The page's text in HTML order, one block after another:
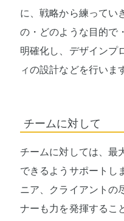
に、戦略から練ってい
の・どのような目的で
明確化し、デザインプ
ィの設計などを行いま
チームに対して
チームに対しては、最
できるようサポートし
ニア、クライアントの
ナーも力を発揮するこ